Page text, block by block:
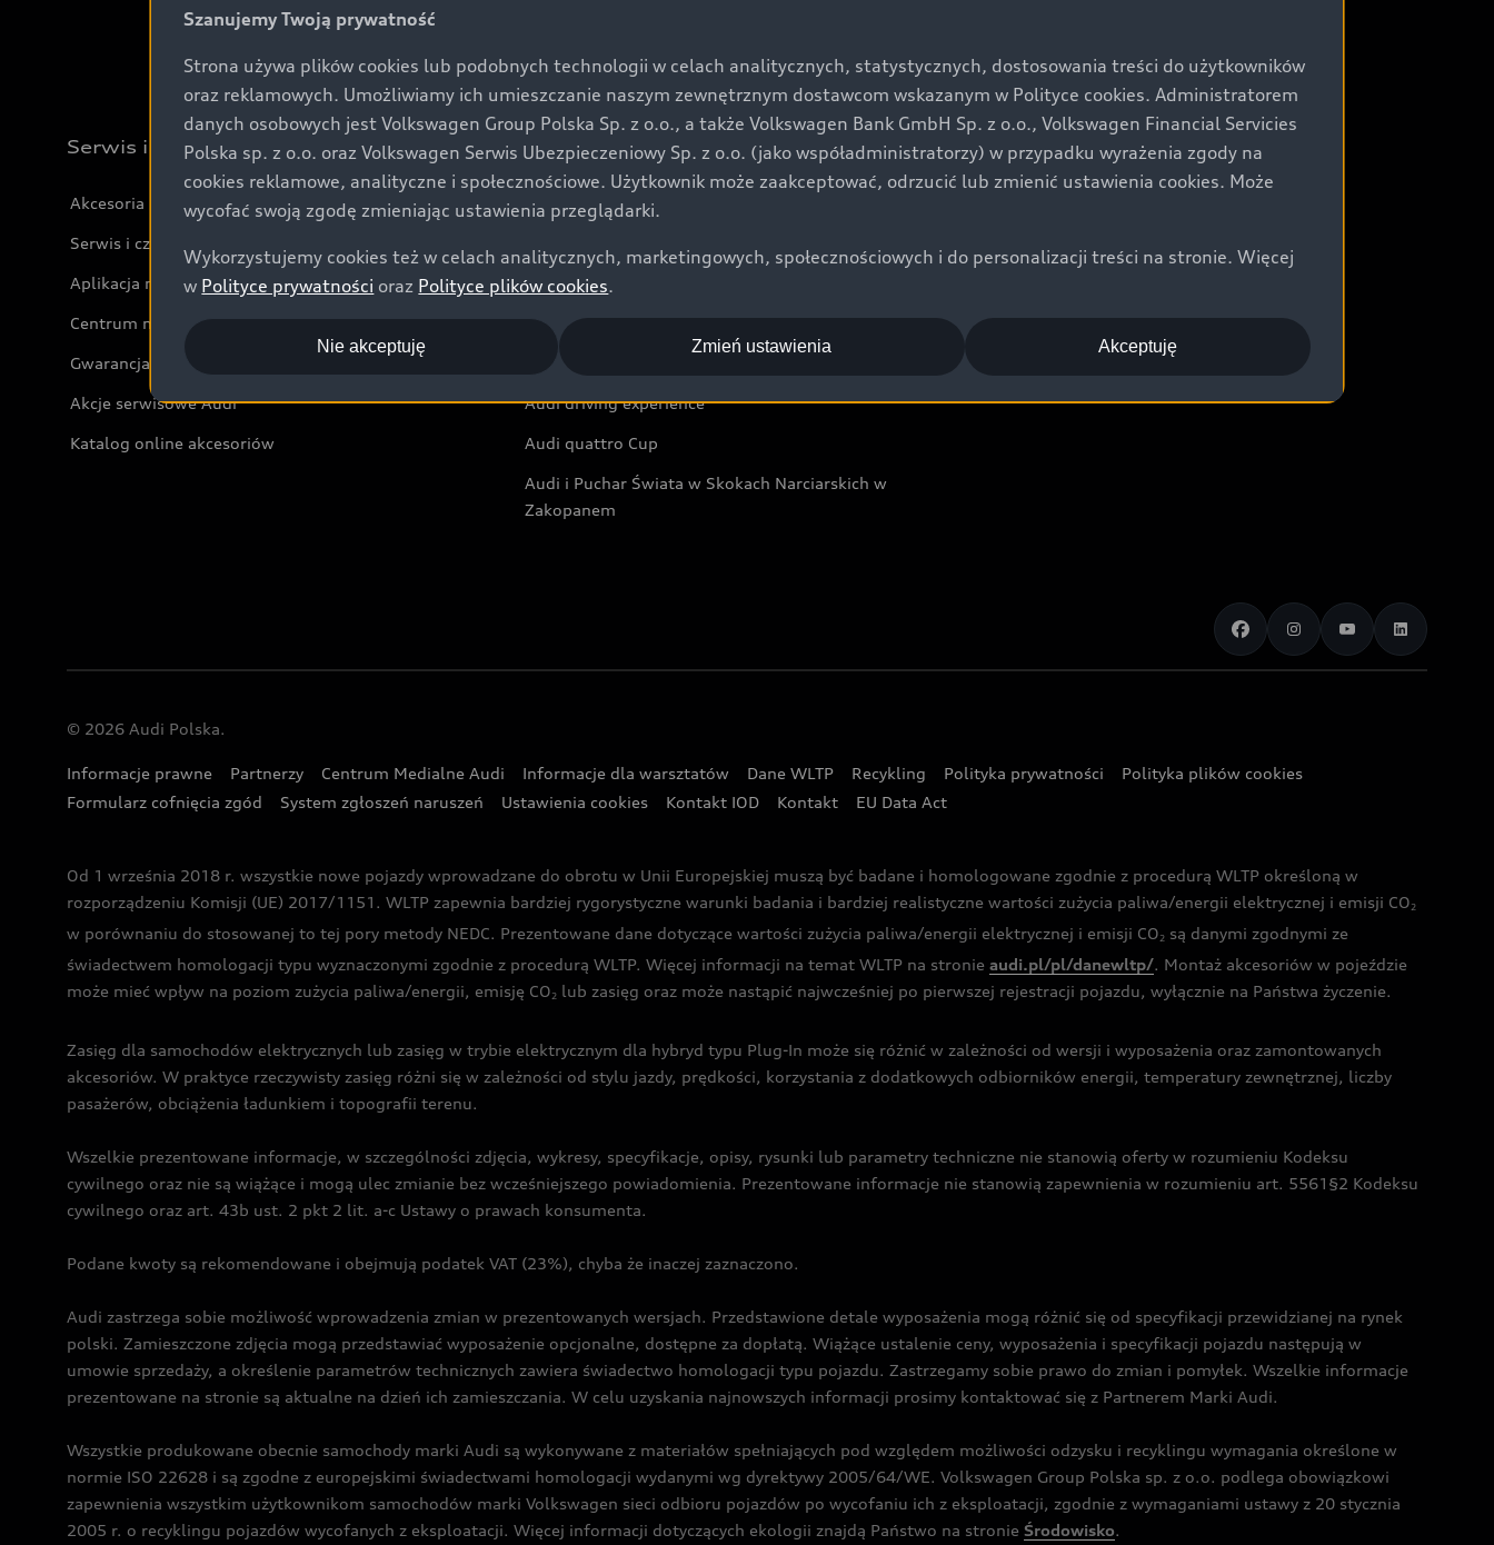
Audi exclusive
Serwis i akcesoria
Akcesoria
Serwis i części
Aplikacja myAudi i usługi cyfrowe
Centrum napraw powypadkowych
Gwarancja
Akcje serwisowe Audi
Katalog online akcesoriów
Świat Audi
Aktualności i historie postępu
Audi Nuvolari
Audi Sport Festiwal
Audi i Muzeum Sztuki Nowoczesnej w Warszawie
Audi driving experience
Audi quattro Cup
Audi i Puchar Świata w Skokach Narciarskich w
Zakopanem
© 2026 Audi Polska.
Informacje prawne Partnerzy Centrum Medialne Audi Informacje dla warsztatów Dane WLTP Recykling Polityka prywatności
Polityka plików cookies
Formularz cofnięcia zgód
System zgłoszeń naruszeń Ustawienia cookies Kontakt IOD Kontakt EU Data Act
Od 1 września 2018 r. wszystkie nowe pojazdy wprowadzane do obrotu w Unii Europejskiej muszą być badane i homologowane zgodnie z procedurą WLTP określoną w
rozporządzeniu Komisji (UE) 2017/1151. WLTP zapewnia bardziej rygorystyczne warunki badania i bardziej realistyczne wartości zużycia paliwa/energii elektrycznej i emisji CO2
w porównaniu do stosowanej to tej pory metody NEDC. Prezentowane dane dotyczące wartości zużycia paliwa/energii elektrycznej i emisji CO2 są danymi zgodnymi ze
świadectwem homologacji typu wyznaczonymi zgodnie z procedurą WLTP. Więcej informacji na temat WLTP na stronie audi.pl/pl/danewltp/. Montaż akcesoriów w pojeździe
może mieć wpływ na poziom zużycia paliwa/energii, emisję CO2 lub zasięg oraz może nastąpić najwcześniej po pierwszej rejestracji pojazdu, wyłącznie na Państwa życzenie.
Zasięg dla samochodów elektrycznych lub zasięg w trybie elektrycznym dla hybryd typu Plug-In może się różnić w zależności od wersji i wyposażenia oraz zamontowanych
akcesoriów. W praktyce rzeczywisty zasięg różni się w zależności od stylu jazdy, prędkości, korzystania z dodatkowych odbiorników energii, temperatury zewnętrznej, liczby
pasażerów, obciążenia ładunkiem i topografii terenu.
Wszelkie prezentowane informacje, w szczególności zdjęcia, wykresy, specyfikacje, opisy, rysunki lub parametry techniczne nie stanowią oferty w rozumieniu Kodeksu
cywilnego oraz nie są wiążące i mogą ulec zmianie bez wcześniejszego powiadomienia. Prezentowane informacje nie stanowią zapewnienia w rozumieniu art. 5561§2 Kodeksu
cywilnego oraz art. 43b ust. 2 pkt 2 lit. a-c Ustawy o prawach konsumenta.
Podane kwoty są rekomendowane i obejmują podatek VAT (23%), chyba że inaczej zaznaczono.
Audi zastrzega sobie możliwość wprowadzenia zmian w prezentowanych wersjach. Przedstawione detale wyposażenia mogą różnić się od specyfikacji przewidzianej na rynek
polski. Zamieszczone zdjęcia mogą przedstawiać wyposażenie opcjonalne, dostępne za dopłatą. Wiążące ustalenie ceny, wyposażenia i specyfikacji pojazdu następują w
umowie sprzedaży, a określenie parametrów technicznych zawiera świadectwo homologacji typu pojazdu. Zastrzegamy sobie prawo do zmian i pomyłek. Wszelkie informacje
prezentowane na stronie są aktualne na dzień ich zamieszczania. W celu uzyskania najnowszych informacji prosimy kontaktować się z Partnerem Marki Audi.
Wszystkie produkowane obecnie samochody marki Audi są wykonywane z materiałów spełniających pod względem możliwości odzysku i recyklingu wymagania określone w
normie ISO 22628 i są zgodne z europejskimi świadectwami homologacji wydanymi wg dyrektywy 2005/64/WE. Volkswagen Group Polska sp. z o.o. podlega obowiązkowi
zapewnienia wszystkim użytkownikom samochodów marki Volkswagen sieci odbioru pojazdów po wycofaniu ich z eksploatacji, zgodnie z wymaganiami ustawy z 20 stycznia
2005 r. o recyklingu pojazdów wycofanych z eksploatacji. Więcej informacji dotyczących ekologii znajdą Państwo na stronie Środowisko.
Szanujemy Twoją prywatność
Strona używa plików cookies lub podobnych technologii w celach analitycznych, statystycznych, dostosowania treści do użytkowników
oraz reklamowych. Umożliwiamy ich umieszczanie naszym zewnętrznym dostawcom wskazanym w Polityce cookies. Administratorem
danych osobowych jest Volkswagen Group Polska Sp. z o.o., a także Volkswagen Bank GmbH Sp. z o.o., Volkswagen Financial Servicies
Polska sp. z o.o. oraz Volkswagen Serwis Ubezpieczeniowy Sp. z o.o. (jako współadministratorzy) w przypadku wyrażenia zgody na
cookies reklamowe, analityczne i społecznościowe. Użytkownik może zaakceptować, odrzucić lub zmienić ustawienia cookies. Może
wycofać swoją zgodę zmieniając ustawienia przeglądarki.
Wykorzystujemy cookies też w celach analitycznych, marketingowych, społecznościowych i do personalizacji treści na stronie. Więcej
w Polityce prywatności oraz Polityce plików cookies.
Akceptuję
Nie akceptuję Zmień ustawienia